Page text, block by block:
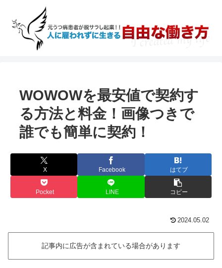
WOWOWを最安値で契約す
る方法と料金！画像つきで
誰でも簡単に契約！
X Facebook はてブ
Pocket LINE コピー
2024.05.02
記事内に広告が含まれている場合があります